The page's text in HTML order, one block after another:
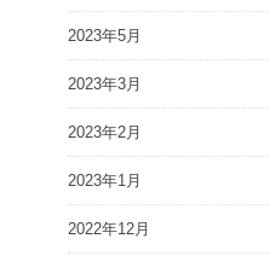
2023年5月
2023年3月
2023年2月
2023年1月
2022年12月